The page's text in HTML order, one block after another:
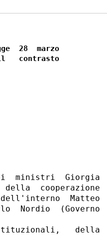
28  marzo
contrasto
ministri  Giorgia
cooperazione
Matteo
Nordio  (Governo
della